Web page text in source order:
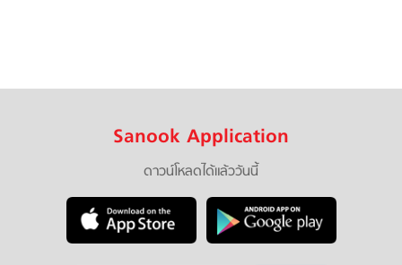
Sanook Application
ดาวน์โหลดได้แล้ววันนี้